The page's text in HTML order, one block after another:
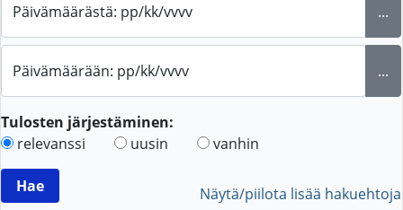
Päivämäärästä: pp/kk/vvvv ...
Päivämäärään: pp/kk/vvvv ...
Tulosten järjestäminen:
relevanssi
uusin vanhin
Näytä/piilota lisää hakuehtoja